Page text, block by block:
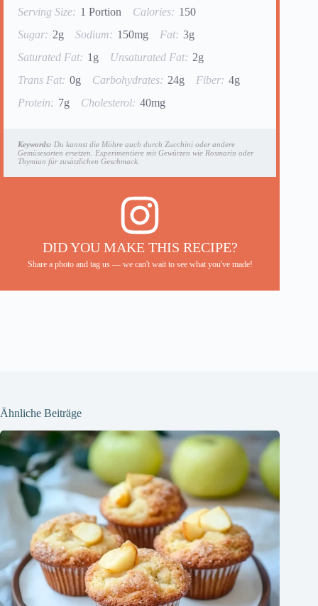
Serving Size: 1 Portion Calories: 150
Sugar: 2g Sodium: 150mg Fat: 3g
Saturated Fat: 1g Unsaturated Fat: 2g
Trans Fat: 0g Carbohydrates: 24g Fiber: 4g
Protein: 7g Cholesterol: 40mg
Keywords: Du kannst die Möhre auch durch Zucchini oder andere
Gemüsesorten ersetzen. Experimentiere mit Gewürzen wie Rosmarin oder
Thymian für zusätzlichen Geschmack.
DID YOU MAKE THIS RECIPE?
Share a photo and tag us — we can't wait to see what you've made!
Ähnliche Beiträge